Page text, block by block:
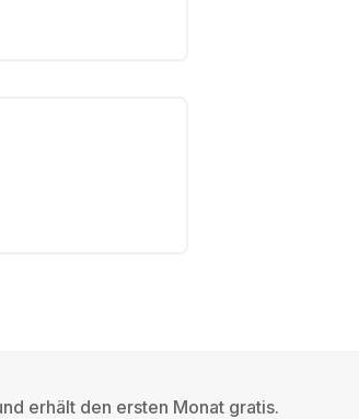
erhält den ersten Monat gratis.